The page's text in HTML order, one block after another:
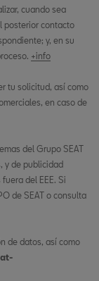
cuando sea
posterior contacto
y, en su
+info
tu solicitud, así como
en caso de
del Grupo SEAT
y de publicidad
del EEE. Si
de SEAT o consulta
de datos, así como